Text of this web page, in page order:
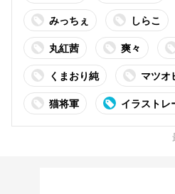
みっちぇ しらこ
丸紅茜 爽々
くまおり純 マツオ
猫将軍 イラストレ